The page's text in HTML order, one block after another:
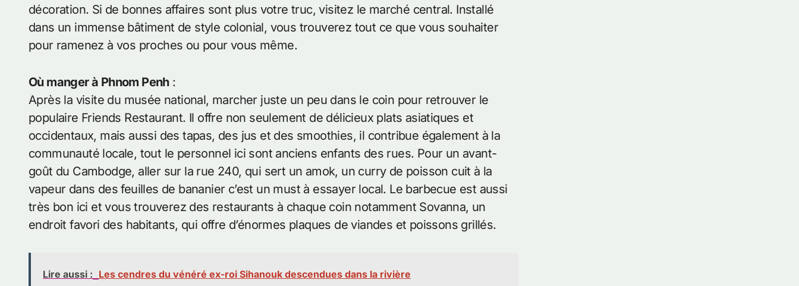
décoration. Si de bonnes affaires sont plus votre truc, visitez le marché central. Installé
dans un immense bâtiment de style colonial, vous trouverez tout ce que vous souhaiter
pour ramenez à vos proches ou pour vous même.
Où manger à Phnom Penh:
Après la visite du musée national, marcher juste un peu dans le coin pour retrouver le
populaire Friends Restaurant. Il offre non seulement de délicieux plats asiatiques et
occidentaux, mais aussi des tapas, des jus et des smoothies, il contribue également à la
communauté locale, tout le personnel ici sont anciens enfants des rues. Pour un avant-
goût du Cambodge, aller sur la rue 240, qui sert un amok, un curry de poisson cuit à la
vapeur dans des feuilles de bananier c’est un must à essayer local. Le barbecue est aussi
très bon ici et vous trouverez des restaurants à chaque coin notamment Sovanna, un
endroit favori des habitants, qui offre d’énormes plaques de viandes et poissons grillés.
Lire aussi : Les cendres du vénéré ex-roi Sihanouk descendues dans la rivière